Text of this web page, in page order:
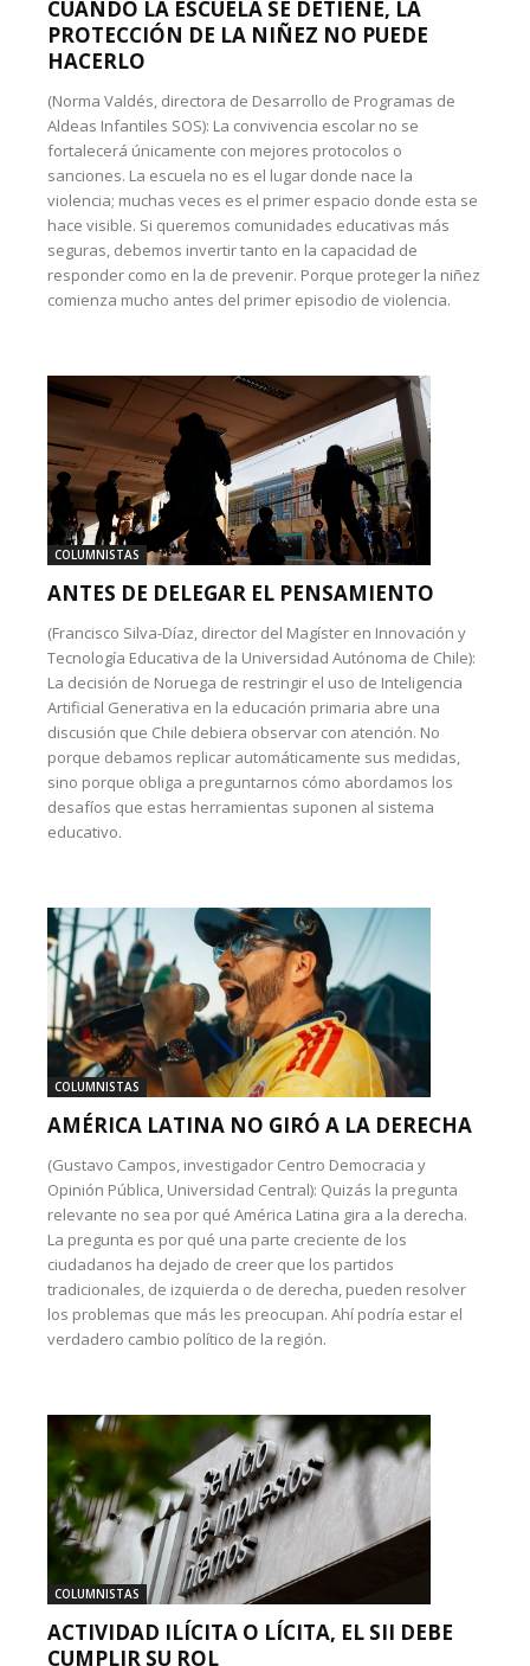
CUANDO LA ESCUELA SE DETIENE, LA
PROTECCIÓN DE LA NIÑEZ NO PUEDE
HACERLO
(Norma Valdés, directora de Desarrollo de Programas de
Aldeas Infantiles SOS): La convivencia escolar no se
fortalecerá únicamente con mejores protocolos o
sanciones. La escuela no es el lugar donde nace la
violencia; muchas veces es el primer espacio donde esta se
hace visible. Si queremos comunidades educativas más
seguras, debemos invertir tanto en la capacidad de
responder como en la de prevenir. Porque proteger la niñez
comienza mucho antes del primer episodio de violencia.
COLUMNISTAS
ANTES DE DELEGAR EL PENSAMIENTO
(Francisco Silva-Díaz, director del Magíster en Innovación y
Tecnología Educativa de la Universidad Autónoma de Chile):
La decisión de Noruega de restringir el uso de Inteligencia
Artificial Generativa en la educación primaria abre una
discusión que Chile debiera observar con atención. No
porque debamos replicar automáticamente sus medidas,
sino porque obliga a preguntarnos cómo abordamos los
desafíos que estas herramientas suponen al sistema
educativo.
COLUMNISTAS
AMÉRICA LATINA NO GIRÓ A LA DERECHA
(Gustavo Campos, investigador Centro Democracia y
Opinión Pública, Universidad Central): Quizás la pregunta
relevante no sea por qué América Latina gira a la derecha.
La pregunta es por qué una parte creciente de los
ciudadanos ha dejado de creer que los partidos
tradicionales, de izquierda o de derecha, pueden resolver
los problemas que más les preocupan. Ahí podría estar el
verdadero cambio político de la región.
COLUMNISTAS
ACTIVIDAD ILÍCITA O LÍCITA, EL SII DEBE
CUMPLIR SU ROL